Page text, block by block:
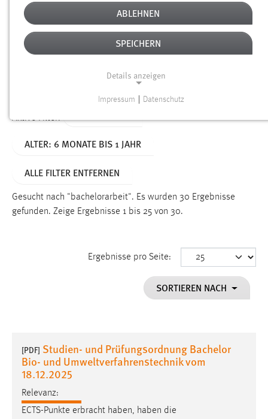
Erstellungsdatum
Alter
Aktive Filter:
ALTER: 6 MONATE BIS 1 JAHR
ALLE FILTER ENTFERNEN
Gesucht nach "bachelorarbeit". Es wurden 30 Ergebnisse
gefunden. Zeige Ergebnisse 1 bis 25 von 30.
Ergebnisse pro Seite:
SORTIEREN NACH
[PDF] Studien- und Prüfungsordnung Bachelor
Bio- und Umweltverfahrenstechnik vom
18.12.2025
Relevanz:
ECTS-Punkte erbracht haben, haben die
ABLEHNEN
SPEICHERN
Details anzeigen
Funktionen und sind für die einwandfreie Funktion der
Name:
Dieser Cookie speichert die ausgewählten Einverständnis-
Performance
Name:
staticfilecache
Zweck:
Für performante Seitenauslieferung wird in diesem Cookie
Impressum Datenschutz